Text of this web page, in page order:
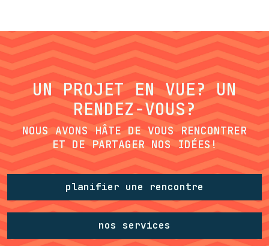
UN PROJET EN VUE? UN
RENDEZ-VOUS?
NOUS AVONS HÂTE DE VOUS RENCONTRER
ET DE PARTAGER NOS IDÉES!
planifier une rencontre
nos services